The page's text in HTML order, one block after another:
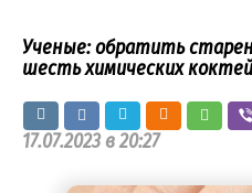
Ученые: обратить
шесть химических
17.07.2023 в 20:27